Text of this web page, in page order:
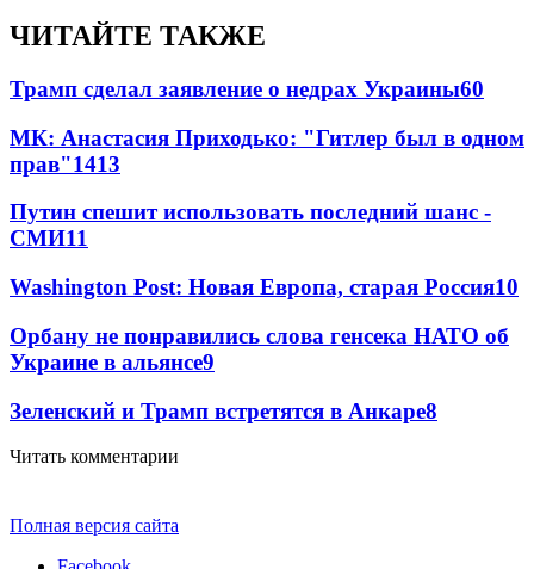
ЧИТАЙТЕ ТАКЖЕ
Трамп сделал заявление о недрах Украины60
МК: Анастасия Приходько: "Гитлер был в одном
прав"1413
Путин спешит использовать последний шанс -
СМИ11
Washington Post: Новая Европа, старая Россия10
Орбану не понравились слова генсека НАТО об
Украине в альянсе9
Зеленский и Трамп встретятся в Анкаре8
Читать комментарии
Полная версия сайта